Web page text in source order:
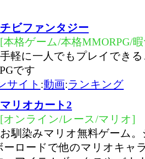
チビファンタジー
[本格ゲーム/本格MMORPG/
手軽に一人でもプレイでき
です
サイト :動画:ランキング
マリオカート2
[オンライン/レース/マリオ]
お馴染みマリオ無料ゲーム
ーロードで他のマリオキャ